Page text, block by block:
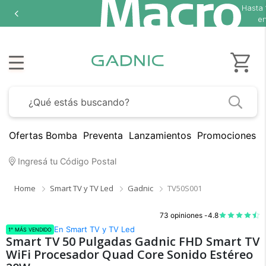
Hasta
Ofertas Bomba Preventa Lanzamientos Promociones
Ingresá tu Código Postal
Home Smart TV y TV Led Gadnic TV50S001
73 opiniones -4.8
1° MÁS VENDIDO En Smart TV y TV Led
Smart TV 50 Pulgadas Gadnic FHD Smart TV
WiFi Procesador Quad Core Sonido Estéreo